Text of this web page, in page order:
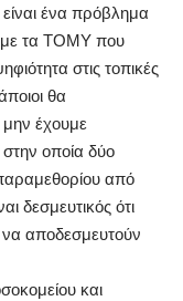
ένα πρόβλημα
με τα ΤΟΜΥ που
στις τοπικές
θα
μην έχουμε
οποία δύο
από
δεσμευτικός ότι
να αποδεσμευτούν
και